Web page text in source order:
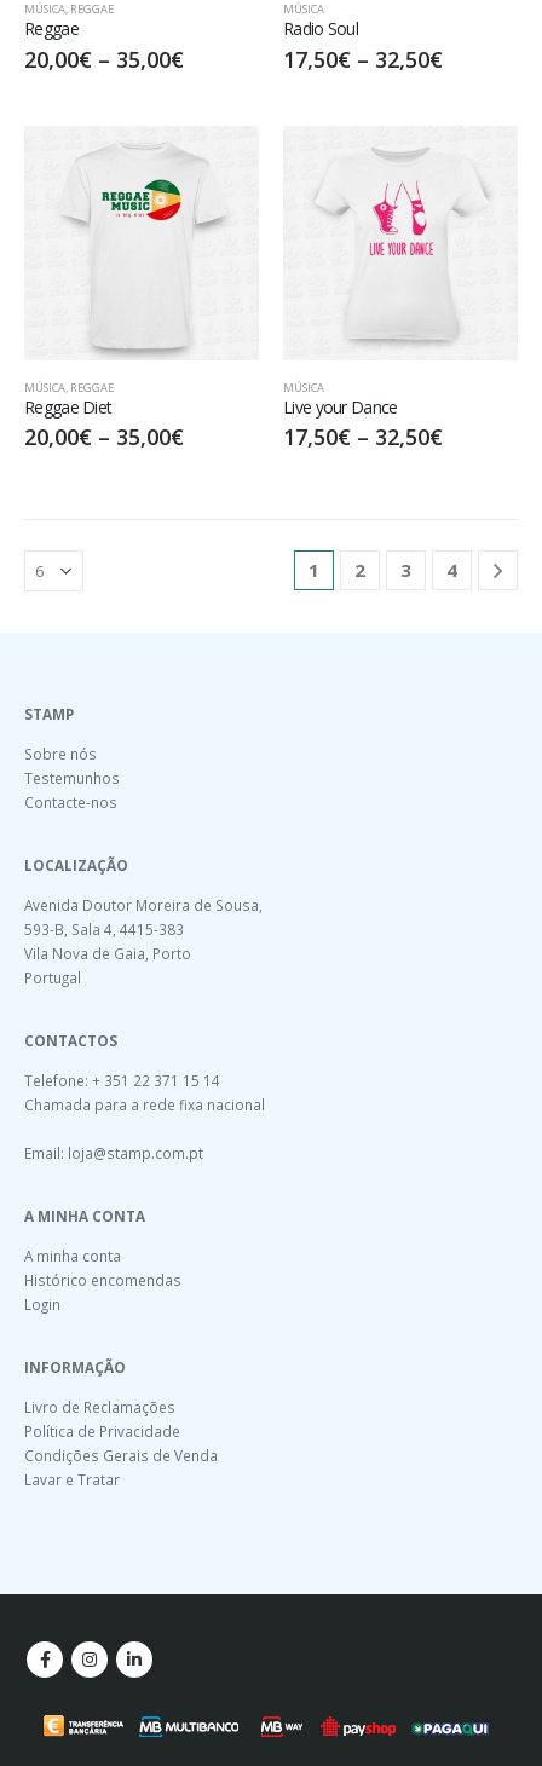
MÚSICA, REGGAE
Reggae
20,00€ – 35,00€
MÚSICA
Radio Soul
17,50€ – 32,50€
MÚSICA REGGAE
Reggae Diet
20,00€ – 35,00€
MÚSICA
Live your Dance
17,50€ – 32,50€
1 2 3 4
STAMP
Sobre nós
Testemunhos
Contacte-nos
LOCALIZAÇÃO
Avenida Doutor Moreira de Sousa,
593-B, Sala 4, 4415-383
Vila Nova de Gaia, Porto
Portugal
CONTACTOS
Telefone: + 351 22 371 15 14
Chamada para a rede fixa nacional
Email: loja@stamp.com.pt
A MINHA CONTA
A minha conta
Histórico encomendas
Login
INFORMAÇÃO
Livro de Reclamações
Política de Privacidade
Condições Gerais de Venda
Lavar e Tratar